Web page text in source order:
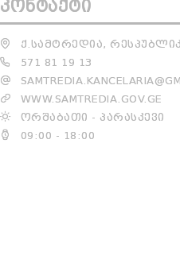
ᲙᲝᲜᲢᲐᲥᲢᲘ
Ქ.ᲡᲐᲛᲢᲠᲔᲓᲘᲐ,
571 81 19 13
WWW.SAMTREDIA.GOV.GE
ᲝᲠᲨᲐᲑᲐᲗᲘ - ᲞᲐᲠᲐᲡᲙᲔᲕᲘ
09:00 - 18:00